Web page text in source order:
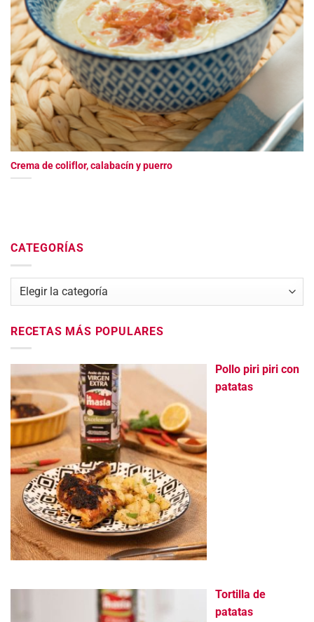
Crema de coliflor, calabacín y puerro
CATEGORÍAS
Categorías
RECETAS MÁS POPULARES
Pollo piri piri con
patatas
Tortilla de
patatas